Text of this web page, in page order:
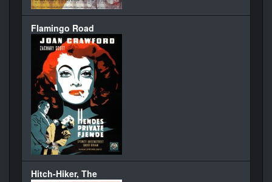
Flamingo Road
Hitch-Hiker, The